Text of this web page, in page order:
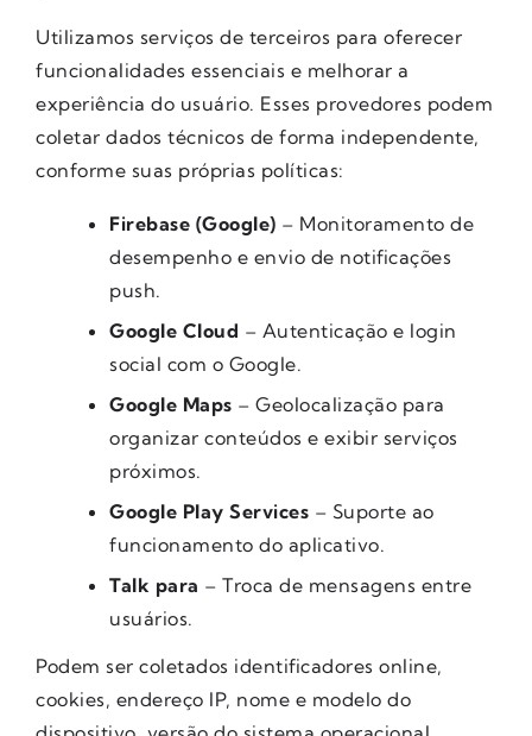
Utilizamos serviços de terceiros para oferecer
funcionalidades essenciais e melhorar a
experiência do usuário. Esses provedores podem
coletar dados técnicos de forma independente,
conforme suas próprias políticas:
Firebase (Google) – Monitoramento de
desempenho e envio de notificações
push.
Google Cloud – Autenticação e login
social com o Google.
Google Maps – Geolocalização para
organizar conteúdos e exibir serviços
próximos.
Google Play Services – Suporte ao
funcionamento do aplicativo.
Talk para – Troca de mensagens entre
usuários.
Podem ser coletados identificadores online,
cookies, endereço IP, nome e modelo do